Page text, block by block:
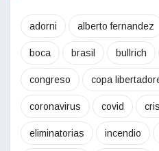
adorni alberto fernandez
boca brasil bullrich
congreso copa
coronavirus covid
eliminatorias incendio